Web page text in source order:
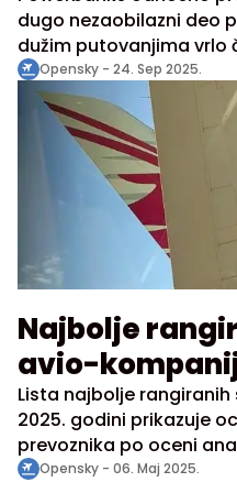
dugo nezaobilazni deo
dužim putovanjima vrlo
listama zabrana avio-
navode bezbednosni
baterija.
Opensky - 24. Sep 2025.
Najbolje
avio-
Lista najbolje
2025. godini prikazuje
prevoznika po oceni
AirlinesRatings.
Opensky - 06. Maj 2025.